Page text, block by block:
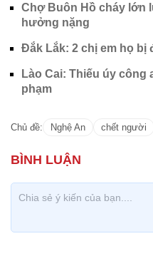
Chợ Buôn Hồ cháy lớn
hưởng nặng
Đắk Lắk: 2 chị em họ
Lào Cai: Thiếu úy công
phạm
Chủ đề: Nghệ An chết người